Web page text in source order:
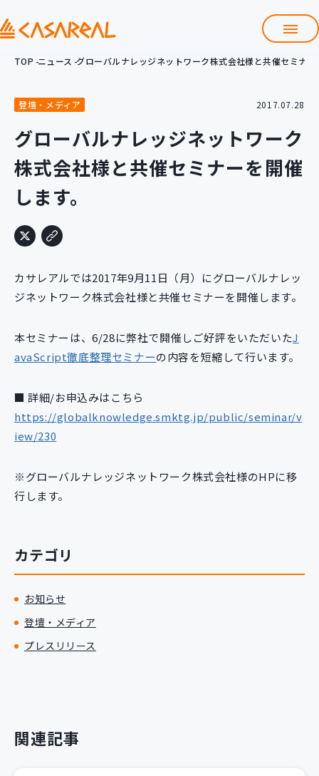
会社情報
サービス
プロダクト開発支援
クラウド導入支援 Git導入支援
システム構築支援
研修サービス
カスタマイズコース 教材購入
パッケージ開発
導入事例
イベント・セミナー
ニュース
TOP ニュース グローバルナレッジネットワーク株式会社様と共催セミナ
登壇・メディア 2017.07.28
グローバルナレッジネットワーク
株式会社様と共催セミナーを開催
します。
カサレアルでは2017年9月11日（月）にグローバルナレッ
ジネットワーク株式会社様と共催セミナーを開催します。
本セミナーは、6/28に弊社で開催しご好評をいただいたJ
avaScript徹底整理セミナーの内容を短縮して行います。
■ 詳細/お申込みはこちら
https://globalknowledge.smktg.jp/public/seminar/v
iew/230
※グローバルナレッジネットワーク株式会社様のHPに移
行します。
カテゴリ
お知らせ
登壇・メディア
プレスリリース
関連記事